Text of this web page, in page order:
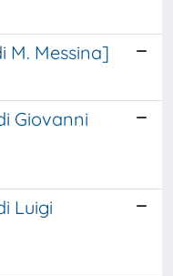
M. Messina]
Giovanni
Luigi